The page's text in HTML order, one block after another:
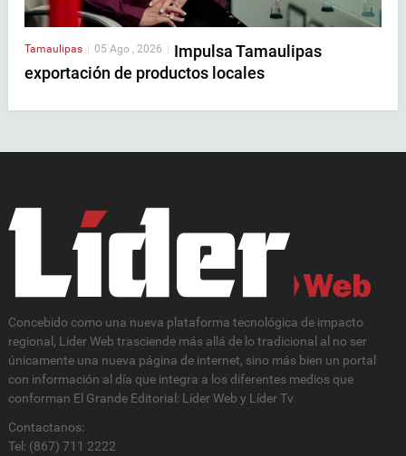
Tamaulipas 05 Ago , 2026
Impulsa Tamaulipas
exportación de productos locales
Concebido como una nueva plataforma tecnológica de impacto
regional, Lider Web trasciende más allá de lo tradicional al no ser
únicamente una nueva página de internet, sino más bien un portal
con información al día que integra a los diferentes medios que
conforman El Grande Editorial: Líder Web y Líder Tv
Contactanos:
Tel: (867) 711 2222